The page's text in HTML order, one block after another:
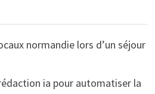
normandie lors d’un séjour
ia pour automatiser la